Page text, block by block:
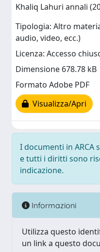
Khaliq Lahuri annali
Tipologia: Altro
audio, video, ecc.)
Licenza: Accesso
Dimensione 678.78 kB
Formato Adobe PDF
Visualizza/Apri
I documenti in
e tutti i diritti sono
indicazione.
Informazioni
Utilizza questo
un link a questo